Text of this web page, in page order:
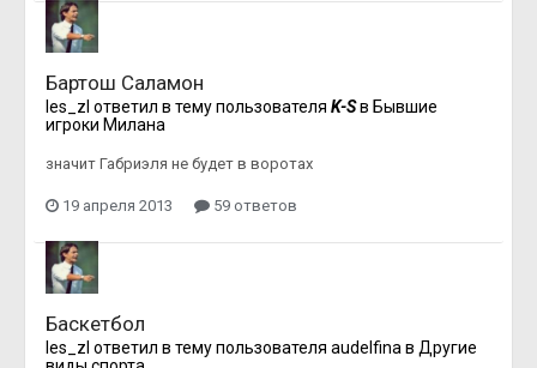
Бартош Саламон
les_zl ответил в тему пользователя K-Sв Бывшие
игроки Милана
значит Габриэля не будет в воротах
19 апреля 2013 59 ответов
Баскетбол
les_zl ответил в тему пользователя audelfina в Другие